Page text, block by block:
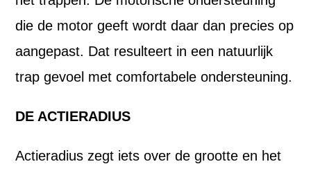
die de motor geeft wordt daar dan precies op
aangepast. Dat resulteert in een natuurlijk
trap gevoel met comfortabele ondersteuning.
DE ACTIERADIUS
Actieradius zegt iets over de grootte en het